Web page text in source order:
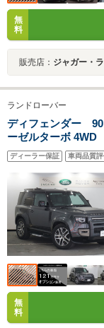
無
料
販売店： ジャガー・
ランドローバー
ディフェンダー 90
ーゼルターボ
ィングパノラミッ
ヤレスデバイスチ
ム フロントシー
ラストルーフ
ディーラー保証 車両品質
無
料